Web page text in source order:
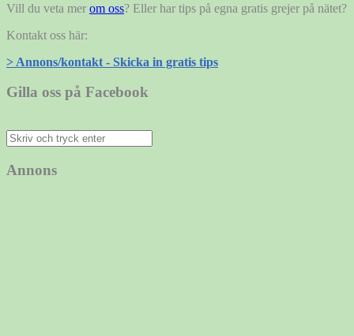
Vill du veta mer om oss? Eller har tips på egna gratis grejer på nätet?
Kontakt oss här:
> Annons/kontakt - Skicka in gratis tips
Gilla oss på Facebook
Sök
efter:
Annons